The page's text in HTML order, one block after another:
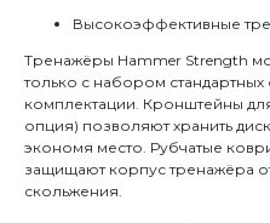
Высокоэффективные
Тренажёры Hammer Strength
только с набором
комплектации. Кронштейны
опция) позволяют хранить
экономя место. Рубчатые
защищают корпус тренажёра
скольжения.